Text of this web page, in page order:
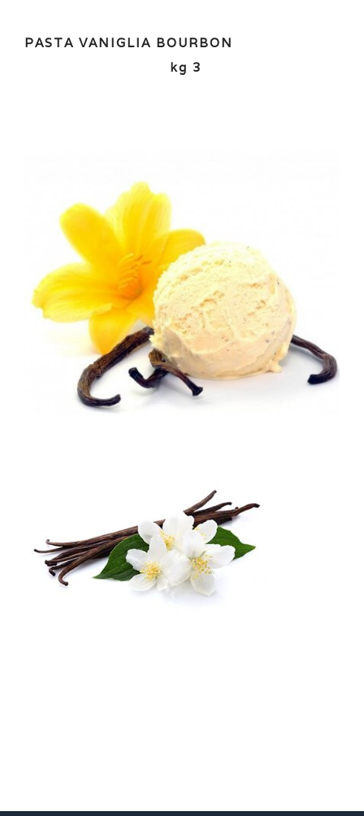
PASTA VANIGLIA BOURBON
kg 3